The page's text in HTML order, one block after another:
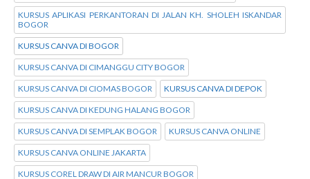
KURSUS APLIKASI PERKANTORAN DI JALAN KH. SHOLEH ISKANDAR
BOGOR
KURSUS CANVA DI BOGOR
KURSUS CANVA DI CIMANGGU CITY BOGOR
KURSUS CANVA DI CIOMAS BOGOR KURSUS CANVA DI DEPOK
KURSUS CANVA DI KEDUNG HALANG BOGOR
KURSUS CANVA DI SEMPLAK BOGOR KURSUS CANVA ONLINE
KURSUS CANVA ONLINE JAKARTA
KURSUS COREL DRAW DI AIR MANCUR BOGOR